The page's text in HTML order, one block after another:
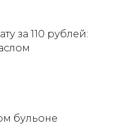
за 110 рублей:
бульоне